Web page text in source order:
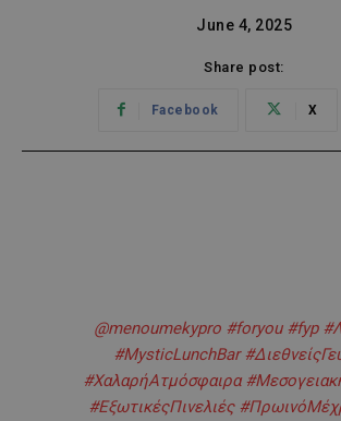
June 4, 2025
Share post:
Facebook X
@menoumekypro #foryou #fyp
#MysticLunchBar
#ΧαλαρήΑτμόσφαιρα
#ΕξωτικέςΠινελιές